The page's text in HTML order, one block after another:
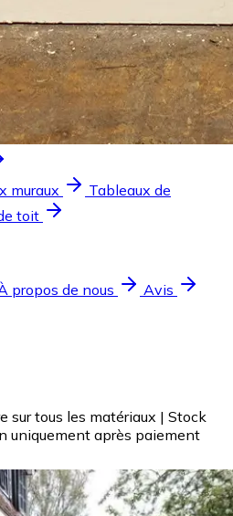
muraux
Tableaux de
toit
propos de nous Avis
sur tous les matériaux | Stock
uniquement après paiement